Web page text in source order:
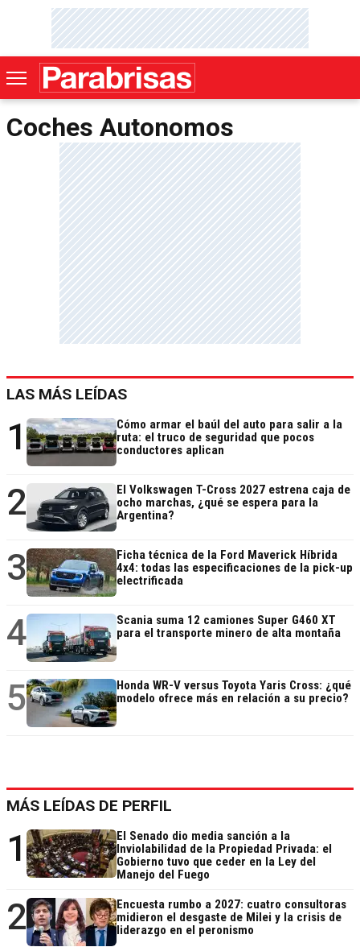
Coches Autonomos
LAS MÁS LEÍDAS
1
Cómo armar el baúl del auto para salir a la
ruta: el truco de seguridad que pocos
conductores aplican
2
El Volkswagen T-Cross 2027 estrena caja de
ocho marchas, ¿qué se espera para la
Argentina?
3
Ficha técnica de la Ford Maverick Híbrida
4x4: todas las especificaciones de la pick-up
electrificada
4
Scania suma 12 camiones Super G460 XT
para el transporte minero de alta montaña
5
Honda WR-V versus Toyota Yaris Cross: ¿qué
modelo ofrece más en relación a su precio?
MÁS LEÍDAS DE PERFIL
1
El Senado dio media sanción a la
Inviolabilidad de la Propiedad Privada: el
Gobierno tuvo que ceder en la Ley del
Manejo del Fuego
2
Encuesta rumbo a 2027: cuatro consultoras
midieron el desgaste de Milei y la crisis de
liderazgo en el peronismo